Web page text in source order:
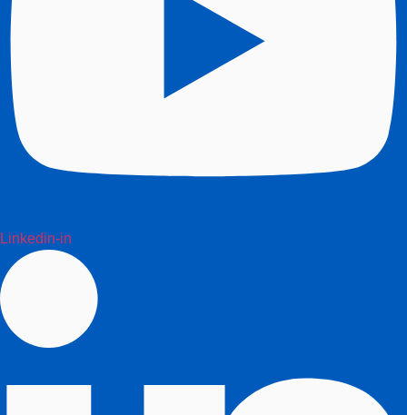
Linkedin-in